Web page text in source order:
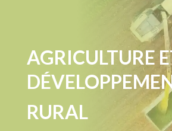
AGRICULTURE
RURAL